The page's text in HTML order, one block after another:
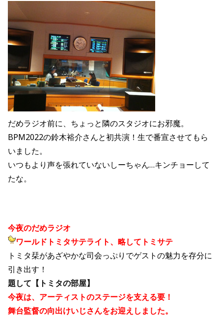
だめラジオ前に、ちょっと隣のスタジオにお邪魔。
BPM2022の鈴木裕介さんと初共演！生で番宣させてもら
いました。
いつもより声を張れていないしーちゃん…キンチョーして
たな。
今夜のだめラジオ
ワールドトミタサテライト、略してトミサテ
トミタ栞があざやかな司会っぷりでゲストの魅力を存分に
引き出す！
題して【トミタの部屋】
今夜は、アーティストのステージを支える要！
舞台監督の向出けいじさんをお迎えしました。